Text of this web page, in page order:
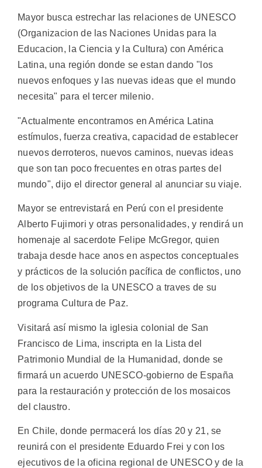
Mayor busca estrechar las relaciones de UNESCO
(Organizacion de las Naciones Unidas para la
Educacion, la Ciencia y la Cultura) con América
Latina, una región donde se estan dando "los
nuevos enfoques y las nuevas ideas que el mundo
necesita" para el tercer milenio.
"Actualmente encontramos en América Latina
estímulos, fuerza creativa, capacidad de establecer
nuevos derroteros, nuevos caminos, nuevas ideas
que son tan poco frecuentes en otras partes del
mundo", dijo el director general al anunciar su viaje.
Mayor se entrevistará en Perú con el presidente
Alberto Fujimori y otras personalidades, y rendirá un
homenaje al sacerdote Felipe McGregor, quien
trabaja desde hace anos en aspectos conceptuales
y prácticos de la solución pacífica de conflictos, uno
de los objetivos de la UNESCO a traves de su
programa Cultura de Paz.
Visitará así mismo la iglesia colonial de San
Francisco de Lima, inscripta en la Lista del
Patrimonio Mundial de la Humanidad, donde se
firmará un acuerdo UNESCO-gobierno de España
para la restauración y protección de los mosaicos
del claustro.
En Chile, donde permacerá los días 20 y 21, se
reunirá con el presidente Eduardo Frei y con los
ejecutivos de la oficina regional de UNESCO y de la